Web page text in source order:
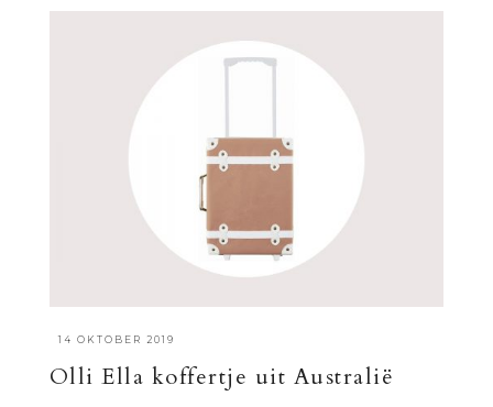
·14 OKTOBER 2019
Olli Ella koffertje uit Australië